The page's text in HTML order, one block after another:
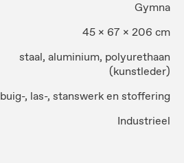
Gymna
45 x 67 x 206 cm
staal, aluminium, polyurethaan
(kunstleder)
buig-, las-, stanswerk en stoffering
Industrieel